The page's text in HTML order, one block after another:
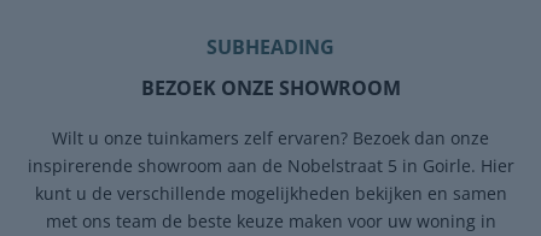
SUBHEADING
BEZOEK ONZE SHOWROOM
Wilt u onze tuinkamers zelf ervaren? Bezoek dan onze
inspirerende showroom aan de Nobelstraat 5 in Goirle. Hier
kunt u de verschillende mogelijkheden bekijken en samen
met ons team de beste keuze maken voor uw woning in